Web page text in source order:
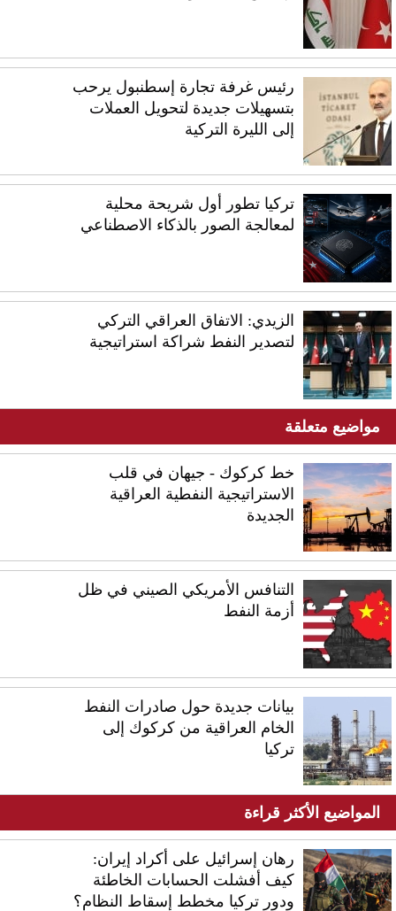
رئيس غرفة تجارة إسطنبول يرحب
بتسهيلات جديدة لتحويل العملات
إلى الليرة التركية
تركيا تطور أول شريحة محلية
لمعالجة الصور بالذكاء الاصطناعي
الزيدي: الاتفاق العراقي التركي
لتصدير النفط شراكة استراتيجية
مواضيع متعلقة
خط كركوك - جيهان في قلب
الاستراتيجية النفطية العراقية
الجديدة
التنافس الأمريكي الصيني في ظل
أزمة النفط
بيانات جديدة حول صادرات النفط
الخام العراقية من كركوك إلى
تركيا
المواضيع الأكثر قراءة
رهان إسرائيل على أكراد إيران:
كيف أفشلت الحسابات الخاطئة
ودور تركيا مخطط إسقاط النظام؟